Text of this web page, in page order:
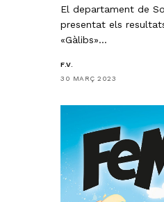
El departament de
presentat els
«Gàlibs»…
F.V.
30 MARÇ 2023